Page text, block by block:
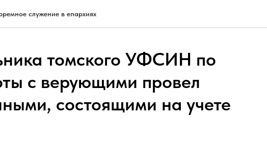
служение в епархиях
томского УФСИН по
с верующими провел
состоящими на учете